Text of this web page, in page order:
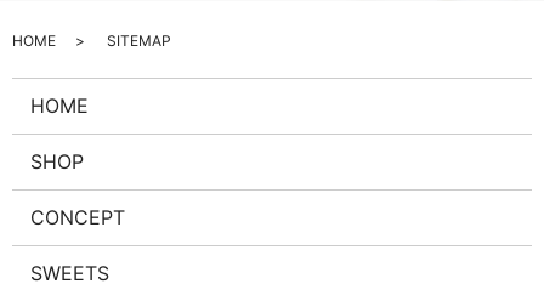
HOME SITEMAP
HOME
SHOP
CONCEPT
SWEETS